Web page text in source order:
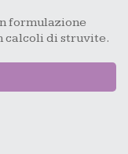
formulazione
calcoli di struvite.